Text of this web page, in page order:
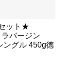
ット★
バージン
ングル 450g徳